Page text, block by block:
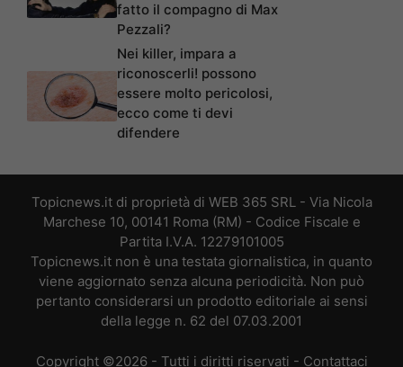
fatto il compagno di Max
Pezzali?
Nei killer, impara a
riconoscerli! possono
essere molto pericolosi,
ecco come ti devi
difendere
Topicnews.it di proprietà di WEB 365 SRL - Via Nicola
Marchese 10, 00141 Roma (RM) - Codice Fiscale e
Partita I.V.A. 12279101005
Topicnews.it non è una testata giornalistica, in quanto
viene aggiornato senza alcuna periodicità. Non può
pertanto considerarsi un prodotto editoriale ai sensi
della legge n. 62 del 07.03.2001
Copyright ©2026 - Tutti i diritti riservati - Contattaci